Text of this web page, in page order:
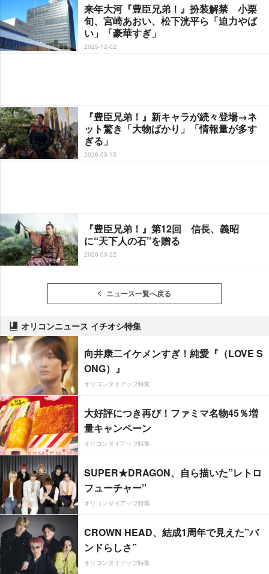
来年大河『豊臣兄弟！』扮装解禁 小栗
旬、宮崎あおい、松下洸平ら「迫力やば
い」「豪華すぎ」
2025-12-02
『豊臣兄弟！』新キャラが続々登場→ネ
ット驚き「大物ばかり」「情報量が多す
ぎる」
2026-03-15
『豊臣兄弟！』第12回 信長、義昭
に“天下人の石”を贈る
2026-03-22
ニュース一覧へ戻る
オリコンニュース イチオシ特集
向井康二イケメンすぎ！純愛『（LOVE S
ONG）』
オリコンタイアップ特集
大好評につき再び！ファミマ名物45％増
量キャンペーン
オリコンタイアップ特集
SUPER★DRAGON、自ら描いた”レトロ
フューチャー”
オリコンタイアップ特集
CROWN HEAD、結成1周年で見えた”バ
ンドらしさ”
オリコンタイアップ特集